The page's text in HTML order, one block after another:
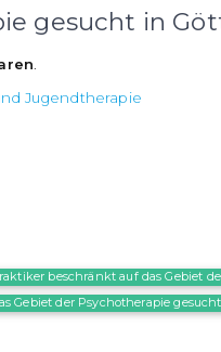
gesucht in
.
Jugendtherapie
beschränkt auf das Gebiet
Gebiet der Psychotherapie